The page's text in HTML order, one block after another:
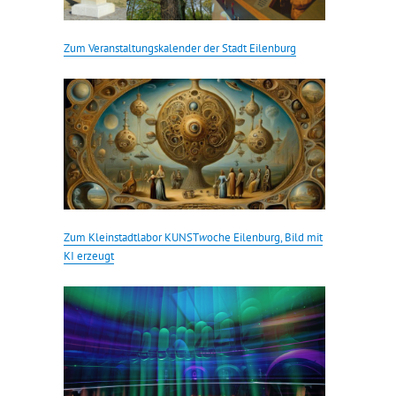
Zum Veranstaltungskalender der Stadt Eilenburg
Zum Kleinstadtlabor KUNSTwoche Eilenburg, Bild mit
KI erzeugt